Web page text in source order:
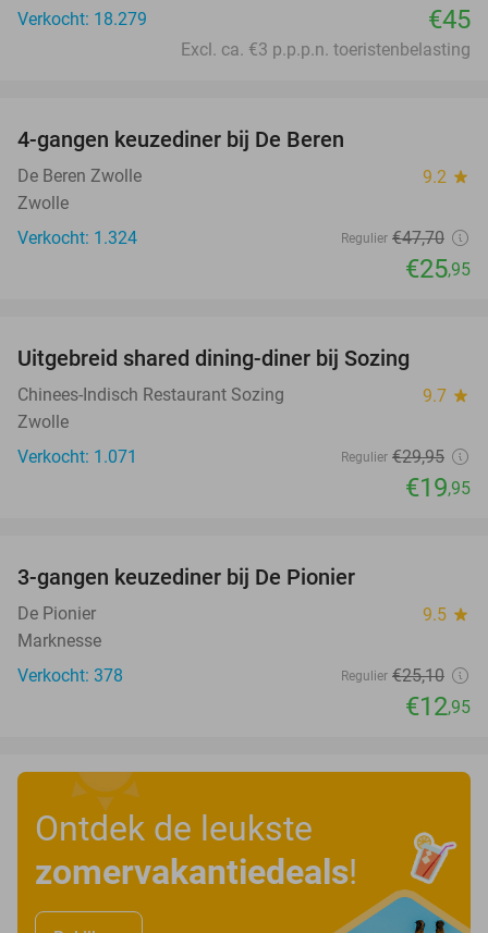
Verkocht: 18.279
€45
Excl. ca. €3 p.p.p.n. toeristenbelasting
4-gangen keuzediner bij De Beren
De Beren Zwolle 9.2 star
Zwolle
Verkocht: 1.324
Regulier €47,70
€25,95
Uitgebreid shared dining-diner bij Sozing
Chinees-Indisch Restaurant Sozing 9.7 star
Zwolle
Verkocht: 1.071
Regulier €29,95
€19,95
3-gangen keuzediner bij De Pionier
De Pionier 9.5 star
Marknesse
Verkocht: 378
Regulier €25,10
€12,95
Ontdek de leukste
zomervakantiedeals!